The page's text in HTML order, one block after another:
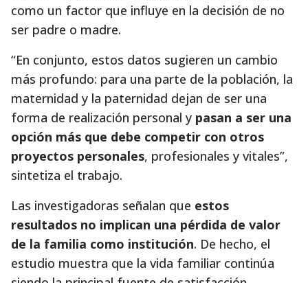
como un factor que influye en la decisión de no
ser padre o madre.
“En conjunto, estos datos sugieren un cambio
más profundo: para una parte de la población, la
maternidad y la paternidad dejan de ser una
forma de realización personal y pasan a ser una
opción más que debe competir con otros
proyectos personales, profesionales y vitales”,
sintetiza el trabajo.
Las investigadoras señalan que estos
resultados no implican una pérdida de valor
de la familia como institución. De hecho, el
estudio muestra que la vida familiar continúa